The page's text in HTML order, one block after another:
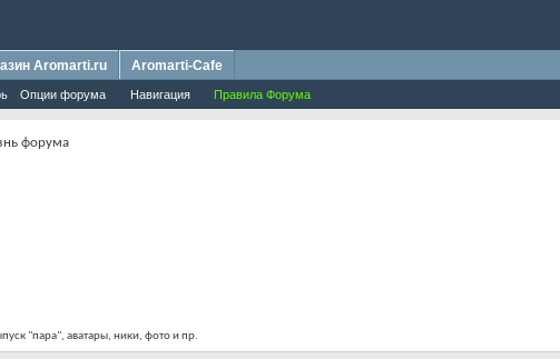
Опции форума Навигация Правила Форума
Aromarti.ru Aromarti-Cafe
форума
"пара", аватары, ники, фото и пр.